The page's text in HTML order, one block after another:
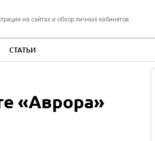
на сайтах и обзор личных кабинетов
СТАТЬИ
«Аврора»